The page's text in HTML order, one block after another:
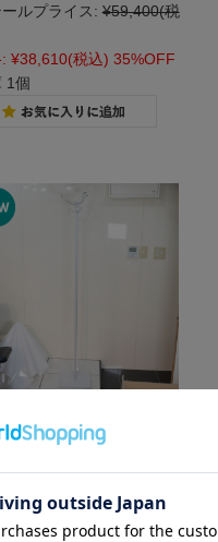
ールプライス: ¥59,400(税
¥38,610(税込) 35%OFF
1個
BASIC ハンフ
示品
¥97,900(税込)
¥58,740(税込) 40%OFF